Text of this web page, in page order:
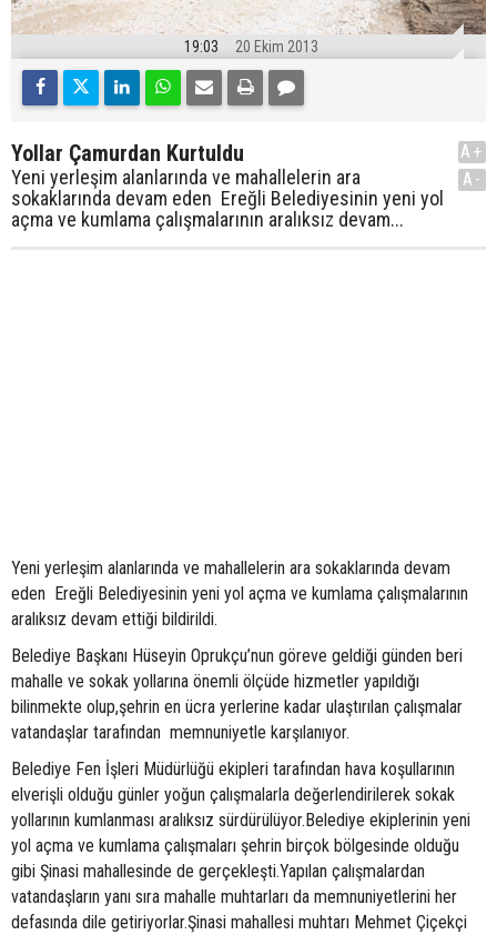
19:03 20 Ekim 2013
Yollar Çamurdan Kurtuldu
Yeni yerleşim alanlarında ve mahallelerin ara
sokaklarında devam eden Ereğli Belediyesinin yeni yol
açma ve kumlama çalışmalarının aralıksız devam...
A+
A-
Yeni yerleşim alanlarında ve mahallelerin ara sokaklarında devam
eden Ereğli Belediyesinin yeni yol açma ve kumlama çalışmalarının
aralıksız devam ettiği bildirildi.
Belediye Başkanı Hüseyin Oprukçu’nun göreve geldiği günden beri
mahalle ve sokak yollarına önemli ölçüde hizmetler yapıldığı
bilinmekte olup,şehrin en ücra yerlerine kadar ulaştırılan çalışmalar
vatandaşlar tarafından memnuniyetle karşılanıyor.
Belediye Fen İşleri Müdürlüğü ekipleri tarafından hava koşullarının
elverişli olduğu günler yoğun çalışmalarla değerlendirilerek sokak
yollarının kumlanması aralıksız sürdürülüyor.Belediye ekiplerinin yeni
yol açma ve kumlama çalışmaları şehrin birçok bölgesinde olduğu
gibi Şinasi mahallesinde de gerçekleşti.Yapılan çalışmalardan
vatandaşların yanı sıra mahalle muhtarları da memnuniyetlerini her
defasında dile getiriyorlar.Şinasi mahallesi muhtarı Mehmet Çiçekçi